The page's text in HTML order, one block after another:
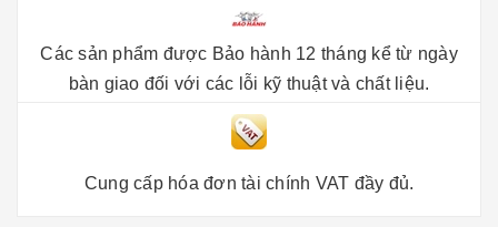
Các sản phẩm được Bảo hành 12 tháng kể từ ngày
bàn giao đối với các lỗi kỹ thuật và chất liệu.
Cung cấp hóa đơn tài chính VAT đầy đủ.